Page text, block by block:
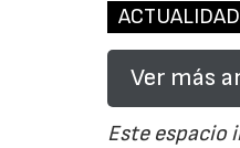
ACTUALIDAD
Ver más
Este espacio